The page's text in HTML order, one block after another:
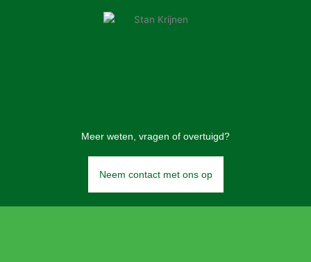
Meer weten, vragen of overtuigd?
Neem contact met ons op